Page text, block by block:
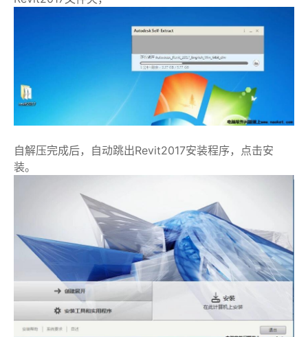
自解压完成后，自动跳出Revit2017安装程序，点击安
装。